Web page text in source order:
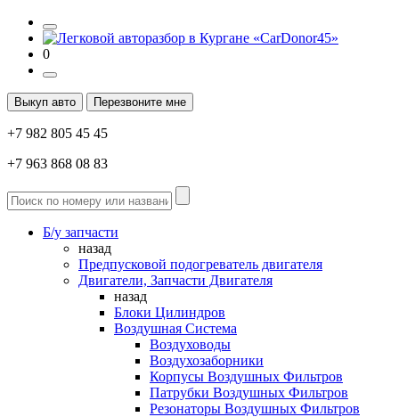
0
Выкуп авто Перезвоните мне
+7 982 805 45 45
+7 963 868 08 83
Б/у запчасти
назад
Предпусковой подогреватель двигателя
Двигатели, Запчасти Двигателя
назад
Блоки Цилиндров
Воздушная Система
Воздуховоды
Воздухозаборники
Корпусы Воздушных Фильтров
Патрубки Воздушных Фильтров
Резонаторы Воздушных Фильтров